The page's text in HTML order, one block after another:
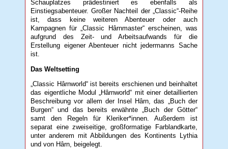
Schauplatzes prädestiniert es ebenfalls als
Einstiegsabenteuer. Großer Nachteil der „Classic“-Reihe
ist, dass keine weiteren Abenteuer oder auch
Kampagnen für „Classic Hârnmaster“ erscheinen, was
aufgrund des Zeit- und Arbeitsaufwands für die
Erstellung eigener Abenteuer nicht jedermanns Sache
ist.
Das Weltsetting
„Classic Hârnworld“ ist bereits erschienen und beinhaltet
das eigentliche Modul „Hârnworld“ mit einer detaillierten
Beschreibung vor allem der Insel Hârn, das „Buch der
Burgen“ und das bereits erwähnte „Buch der Götter“
samt den Regeln für Kleriker*innen. Außerdem ist
separat eine zweiseitige, großformatige Farblandkarte,
unter anderem mit Abbildungen des Kontinents Lythia
und von Hârn, beigelegt.